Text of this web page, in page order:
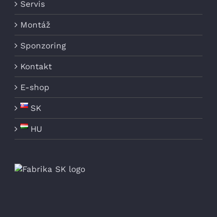
Servis
Montáž
Sponzoring
Kontakt
E-shop
SK
HU